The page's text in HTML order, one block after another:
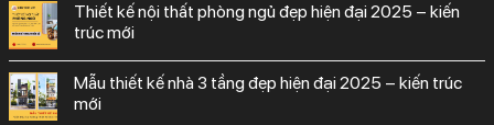
thiết kế nội thất phòng ngủ đẹp hiện đại 2025 – kiến
trúc mới
mẫu thiết kế nhà 3 tầng đẹp hiện đại 2025 – kiến trúc
mới